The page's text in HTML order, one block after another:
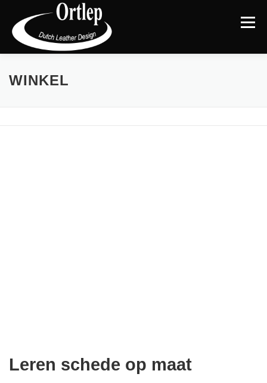
Menu
TERUG NAAR DE WEBSITE
WINKEL
Leren schede op maat